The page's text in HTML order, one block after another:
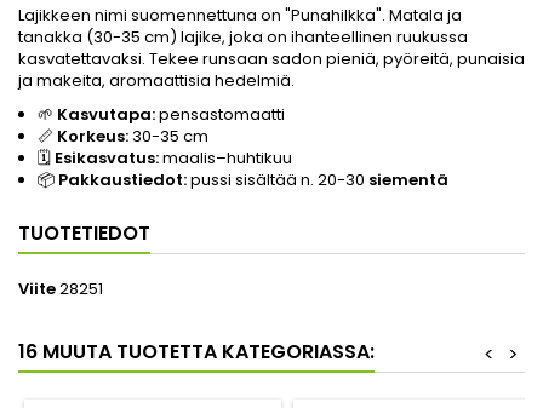
Lajikkeen nimi suomennettuna on "Punahilkka". Matala ja
tanakka (30-35 cm) lajike, joka on ihanteellinen ruukussa
kasvatettavaksi. Tekee runsaan sadon pieniä, pyöreitä, punaisia
ja makeita, aromaattisia hedelmiä.
🌱 Kasvutapa:pensastomaatti
📏 Korkeus:30-35 cm
🗓️ Esikasvatus:maalis–huhtikuu
📦 Pakkaustiedot:pussi sisältää n. 20-30 siementä
TUOTETIEDOT
Viite28251
16 MUUTA TUOTETTA KATEGORIASSA: >
<